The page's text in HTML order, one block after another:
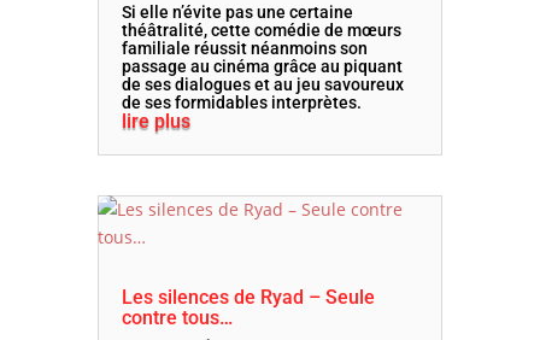
Si elle n’évite pas une certaine
théâtralité, cette comédie de mœurs
familiale réussit néanmoins son
passage au cinéma grâce au piquant
de ses dialogues et au jeu savoureux
de ses formidables interprètes.
lire plus
Les silences de Ryad – Seule
contre tous…